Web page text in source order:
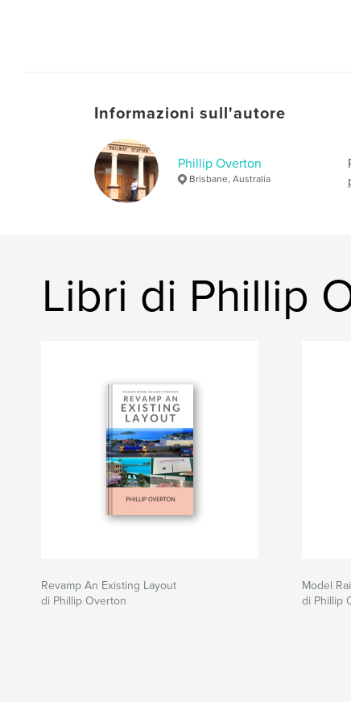
Informazioni sull'autore
Phillip Overton
Brisbane, Australia
Libri di Phillip
Revamp An Existing Layout
di Phillip Overton
Model
di Phillip